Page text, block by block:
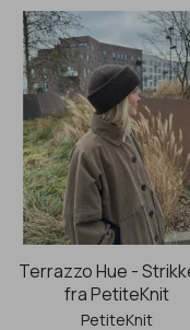
Terrazzo Hue -
fra PetiteKnit
PetiteKnit